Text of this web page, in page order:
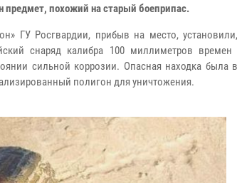
похожий на старый боеприпас.
ГУ Росгвардии, прибыв на место,
снаряд калибра 100 миллиметров времен
сильной коррозии. Опасная находка была
полигон для уничтожения.